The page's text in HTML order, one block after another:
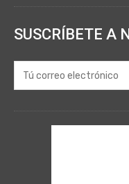
SUSCRÍBETE A